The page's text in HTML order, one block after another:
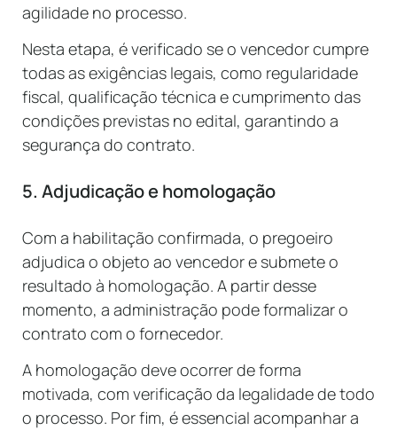
agilidade no processo.
Nesta etapa, é verificado se o vencedor cumpre
todas as exigências legais, como regularidade
fiscal, qualificação técnica e cumprimento das
condições previstas no edital, garantindo a
segurança do contrato.
5. Adjudicação e homologação
Com a habilitação confirmada, o pregoeiro
adjudica o objeto ao vencedor e submete o
resultado à homologação. A partir desse
momento, a administração pode formalizar o
contrato com o fornecedor.
A homologação deve ocorrer de forma
motivada, com verificação da legalidade de todo
o processo. Por fim, é essencial acompanhar a